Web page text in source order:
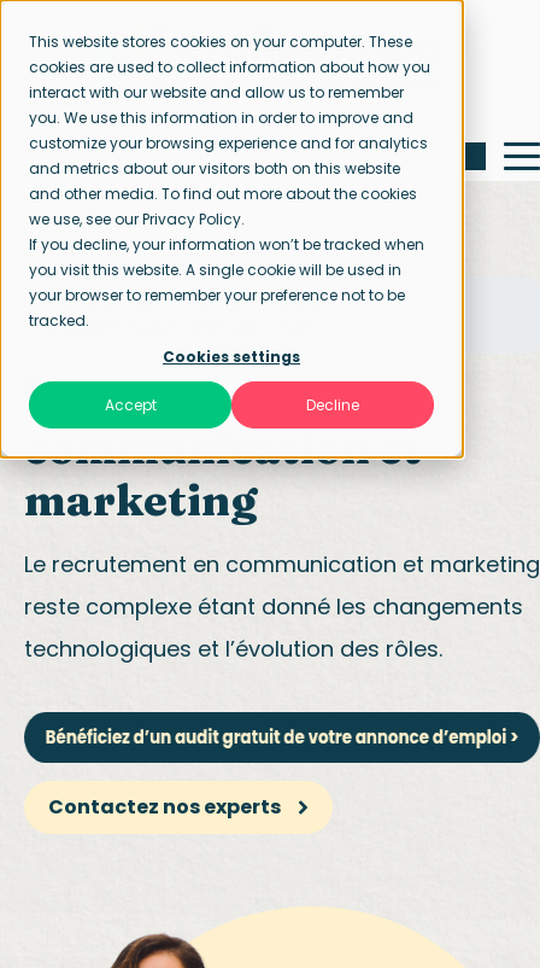
This website stores cookies on your computer. These
cookies are used to collect information about how you
interact with our website and allow us to remember
you. We use this information in order to improve and
customize your browsing experience and for analytics
and metrics about our visitors both on this website
and other media. To find out more about the cookies
we use, see our Privacy Policy.
If you decline, your information won’t be tracked when
you visit this website. A single cookie will be used in
your browser to remember your preference not to be
tracked.
Cookies settings
Accept Decline
Page d’accueil
Nos spécialisations
Marketing & Communication
Recrutement en
communication et
marketing
Le recrutement en communication et marketing
reste complexe étant donné les changements
technologiques et l’évolution des rôles.
Contactez nos experts